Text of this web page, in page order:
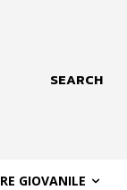
SEARCH
GIOVANILE